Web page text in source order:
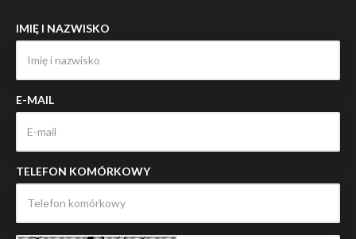
IMIĘ I NAZWISKO
E-MAIL
TELEFON KOMÓRKOWY